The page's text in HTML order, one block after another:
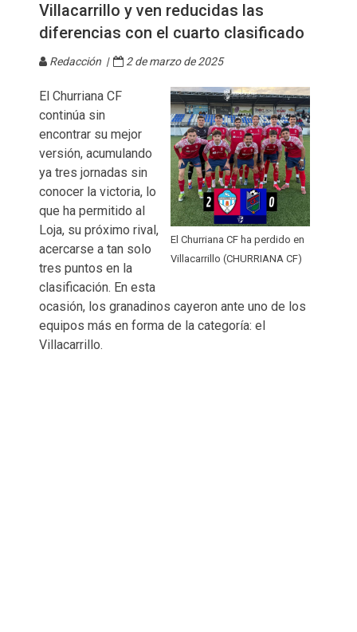
Villacarrillo y ven reducidas las
diferencias con el cuarto clasificado
Redacción | 2 de marzo de 2025
El Churriana CF ha perdido en
Villacarrillo (CHURRIANA CF)
El Churriana CF
continúa sin
encontrar su mejor
versión, acumulando
ya tres jornadas sin
conocer la victoria, lo
que ha permitido al
Loja, su próximo rival,
acercarse a tan solo
tres puntos en la
clasificación. En esta
ocasión, los granadinos cayeron ante uno de los
equipos más en forma de la categoría: el
Villacarrillo.